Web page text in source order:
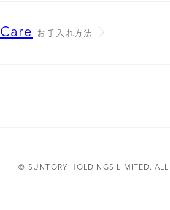
Care お手入れ方法
© SUNTORY HOLDINGS LIMITED. ALL